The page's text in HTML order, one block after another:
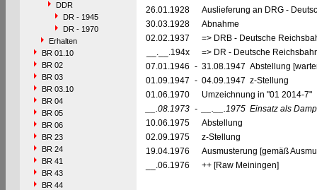
DDR
DR - 1945
DR - 1970
Erhalten
BR 01.10
BR 02
BR 03
BR 03.10
BR 04
BR 05
BR 06
BR 23
BR 24
BR 41
BR 43
BR 44
26.01.1928
Auslieferung an DRG -
30.03.1928
Abnahme
02.02.1937
=> DRB - Deutsche
__.__.194x
=> DR - Deutsche
07.01.1946 - 31.08.1947 Abstellung
01.09.1947 - 04.09.1947 z-Stellung
01.06.1970
Umzeichnung in "01 2014-7"
__.08.1973 - __.__.1975 Einsatz als
10.06.1975
Abstellung
02.09.1975
z-Stellung
19.04.1976
Ausmusterung [gemäß
__.06.1976
++ [Raw Meiningen]